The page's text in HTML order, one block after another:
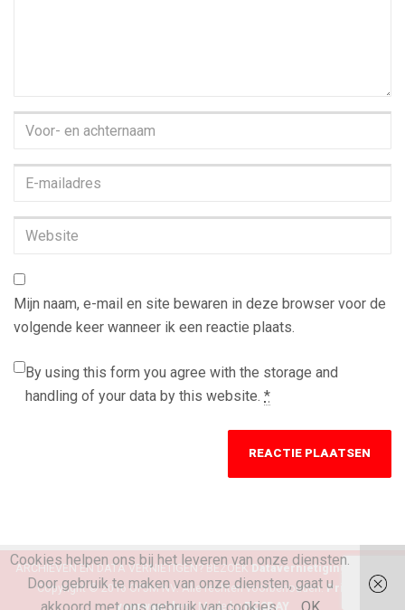
Voor-
achternaam*
Website
Mijn naam, e-mail en site bewaren in deze browser voor de
volgende keer wanneer ik een reactie plaats.
By using this form you agree with the storage and
handling of your data by this website. *
ARCHIEVEN EN DATA VERNIETIGEN? BEZOEKDatavernietiging Michel
Copyright © 2016 OPJM NV. Alle rechten voorbehouden. Privacy
voorwaarden | Made byPC2DAY
Cookies helpen ons bij het leveren van onze diensten.
Door gebruik te maken van onze diensten, gaat u